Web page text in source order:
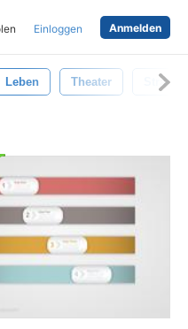
Einloggen Anmelden
Leben Theater Strahl